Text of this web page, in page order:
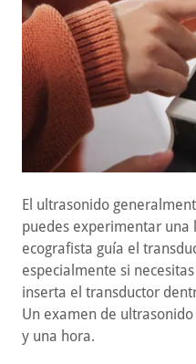
El ultrasonido
puedes experimentar una
ecografista guía el
especialmente si
inserta el transductor
Un examen de
y una hora.